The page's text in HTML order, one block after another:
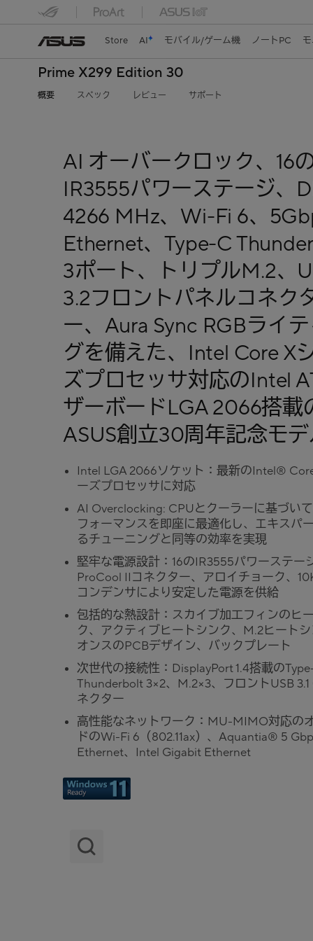
Store AI モバイル/ゲーム機 ノートPC
Prime X299 Edition 30
概要 スペック レビュー サポート
AI オーバークロック、16
IR3555パワーステージ、
4266 MHz、Wi-Fi 6、
Ethernet、Type-C
3ポート、トリプルM.2、
3.2フロントパネルコネク
ー、Aura Sync RGBライ
グを備えた、Intel Core X
ズプロセッサ対応のIntel
ザーボードLGA 2066搭載
ASUS創立30周年記念モ
Intel LGA 2066ソケット：最新のIntel®
ーズプロセッサに対応
AI Overclocking: CPUとクーラーに基づい
フォーマンスを即座に最適化し、エキスパ
るチューニングと同等の効率を実現
堅牢な電源設計：16のIR3555パワーステージ
ProCool IIコネクター、アロイチョーク、
コンデンサにより安定した電源を供給
包括的な熱設計：スカイブ加工フィンのヒ
ク、アクティブヒートシンク、M.2ヒート
オンスのPCBデザイン、バックプレート
次世代の接続性：DisplayPort 1.4搭載の
Thunderbolt 3×2、M.2×3、フロントUSB 3.1
ネクター
高性能なネットワーク：MU-MIMO対応の
ドのWi-Fi 6（802.11ax）、Aquantia® 5
Ethernet、Intel Gigabit Ethernet